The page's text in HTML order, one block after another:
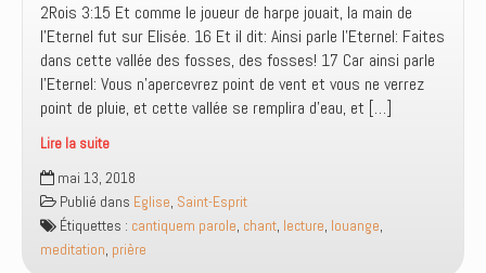
2Rois 3:15 Et comme le joueur de harpe jouait, la main de
l’Eternel fut sur Elisée. 16 Et il dit: Ainsi parle l’Eternel: Faites
dans cette vallée des fosses, des fosses! 17 Car ainsi parle
l’Eternel: Vous n’apercevrez point de vent et vous ne verrez
point de pluie, et cette vallée se remplira d’eau, et […]
Lire la suite
Allons
creuser
des
trous
!
mai 13, 2018
Publié dans Eglise, Saint-Esprit
Étiquettes : cantiquem parole, chant, lecture, louange,
meditation, prière